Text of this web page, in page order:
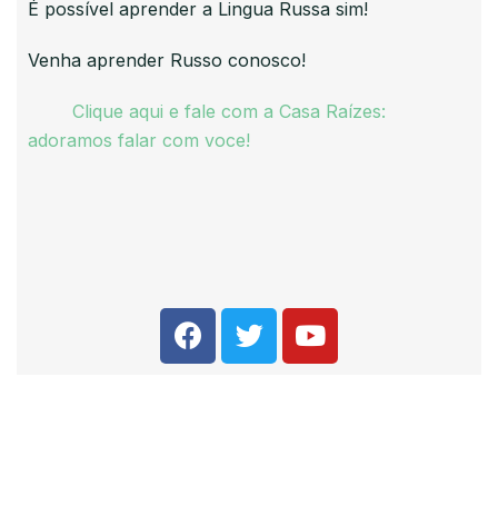
É possível aprender a Lingua Russa sim!
Venha aprender Russo conosco!
Clique aqui e fale com a Casa Raízes:
adoramos falar com voce!